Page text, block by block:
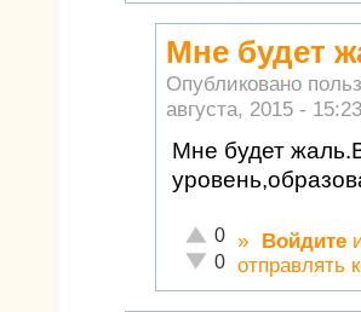
Мне будет
Опубликовано
августа, 2015 - 15:23
Мне будет
Отлично!
0
Неадекватно!
0
» Войдите
отправлять